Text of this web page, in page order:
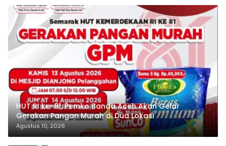
HUT RI ke-81, Pemko Banda Aceh Akan Gelar
Gerakan Pangan Murah di Dua Lokasi
Agustus 10, 2026